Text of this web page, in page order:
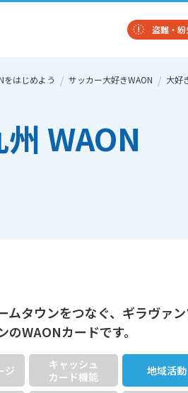
盗難・
をはじめよう サッカー大好きWAON 大好
WAON
ムタウンをつなぐ、ギラヴァ
WAONカードです。
ジ
キャッシュ
カード機能
地域活動